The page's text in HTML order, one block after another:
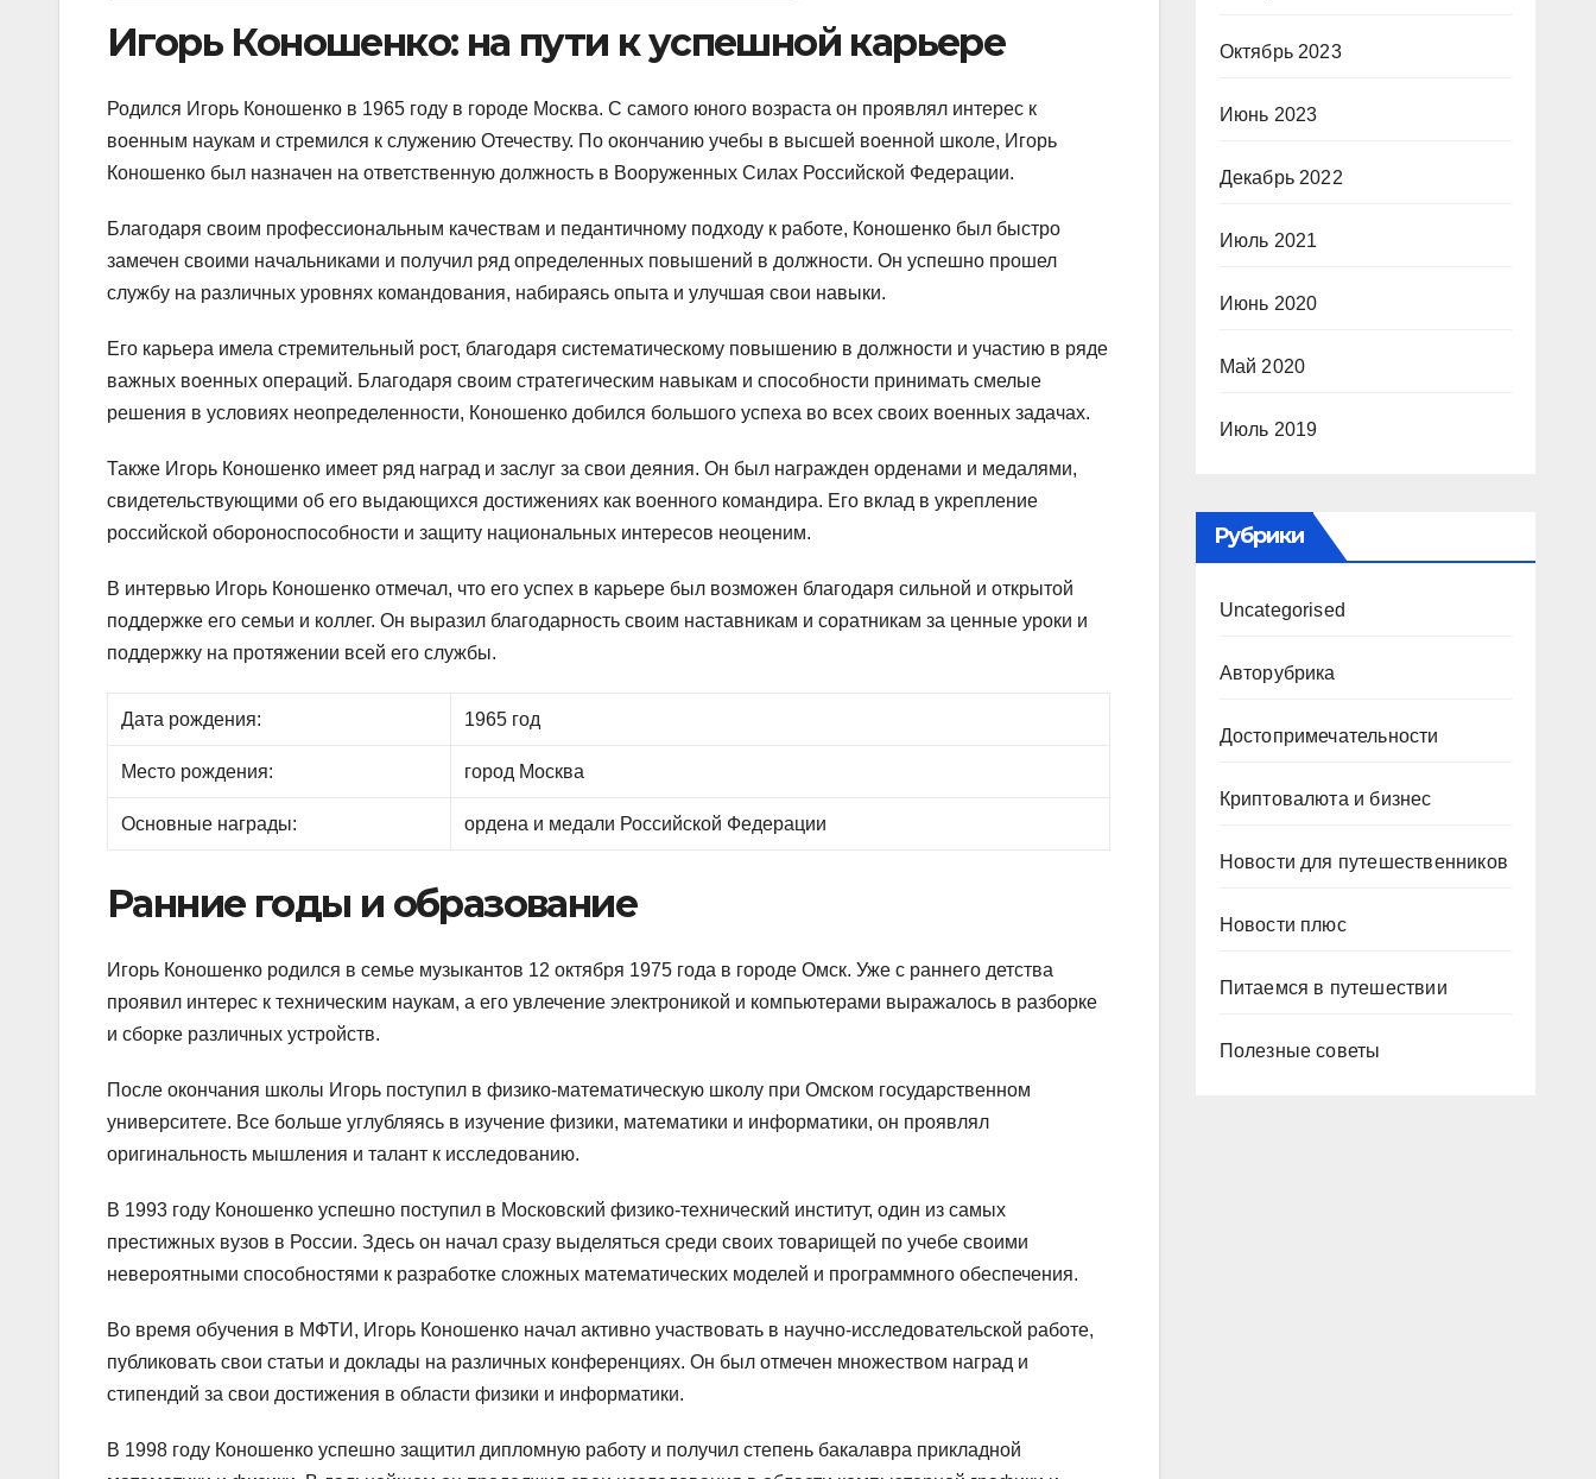
Игорь Коношенко: на пути к успешной карьере
Родился Игорь Коношенко в 1965 году в городе Москва. С самого юного возраста он проявлял интерес к
военным наукам и стремился к служению Отечеству. По окончанию учебы в высшей военной школе, Игорь
Коношенко был назначен на ответственную должность в Вооруженных Силах Российской Федерации.
Благодаря своим профессиональным качествам и педантичному подходу к работе, Коношенко был быстро
замечен своими начальниками и получил ряд определенных повышений в должности. Он успешно прошел
службу на различных уровнях командования, набираясь опыта и улучшая свои навыки.
Его карьера имела стремительный рост, благодаря систематическому повышению в должности и участию в ряде
важных военных операций. Благодаря своим стратегическим навыкам и способности принимать смелые
решения в условиях неопределенности, Коношенко добился большого успеха во всех своих военных задачах.
Также Игорь Коношенко имеет ряд наград и заслуг за свои деяния. Он был награжден орденами и медалями,
свидетельствующими об его выдающихся достижениях как военного командира. Его вклад в укрепление
российской обороноспособности и защиту национальных интересов неоценим.
В интервью Игорь Коношенко отмечал, что его успех в карьере был возможен благодаря сильной и открытой
поддержке его семьи и коллег. Он выразил благодарность своим наставникам и соратникам за ценные уроки и
поддержку на протяжении всей его службы.
Дата рождения: 1965 год
Место рождения: город Москва
Основные награды: ордена и медали Российской Федерации
Ранние годы и образование
Игорь Коношенко родился в семье музыкантов 12 октября 1975 года в городе Омск. Уже с раннего детства
проявил интерес к техническим наукам, а его увлечение электроникой и компьютерами выражалось в разборке
и сборке различных устройств.
После окончания школы Игорь поступил в физико-математическую школу при Омском государственном
университете. Все больше углубляясь в изучение физики, математики и информатики, он проявлял
оригинальность мышления и талант к исследованию.
В 1993 году Коношенко успешно поступил в Московский физико-технический институт, один из самых
престижных вузов в России. Здесь он начал сразу выделяться среди своих товарищей по учебе своими
невероятными способностями к разработке сложных математических моделей и программного обеспечения.
Во время обучения в МФТИ, Игорь Коношенко начал активно участвовать в научно-исследовательской работе,
публиковать свои статьи и доклады на различных конференциях. Он был отмечен множеством наград и
стипендий за свои достижения в области физики и информатики.
В 1998 году Коношенко успешно защитил дипломную работу и получил степень бакалавра прикладной
Октябрь 2023
Июнь 2023
Декабрь 2022
Июль 2021
Июнь 2020
Май 2020
Июль 2019
Рубрики
Uncategorised
Авторубрика
Достопримечательности
Криптовалюта и бизнес
Новости для путешественников
Новости плюс
Питаемся в путешествии
Полезные советы